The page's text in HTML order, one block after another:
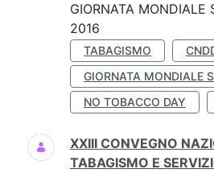
GIORNATA MONDIALE
2016
TABAGISMO
GIORNATA MONDIALE
NO TOBACCO DAY
XXIII CONVEGNO
TABAGISMO E